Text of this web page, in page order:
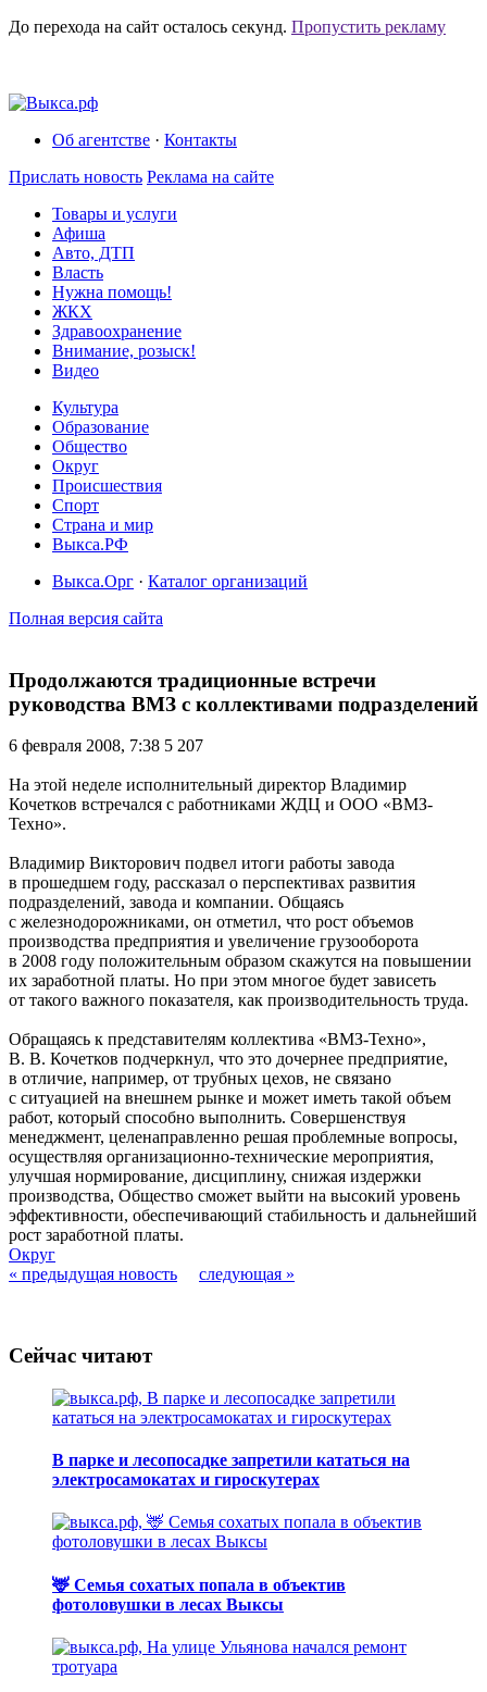
До перехода на сайт осталось секунд. Пропустить рекламу
Об агентстве · Контакты
Прислать новость Реклама на сайте
Товары и услуги
Афиша
Авто, ДТП
Власть
Нужна помощь!
ЖКХ
Здравоохранение
Внимание, розыск!
Видео
Культура
Образование
Общество
Округ
Происшествия
Спорт
Страна и мир
Выкса.РФ
Выкса.Орг · Каталог организаций
Полная версия сайта
Продолжаются традиционные встречи
руководства ВМЗ с коллективами подразделений
6 февраля 2008, 7:38 5 207
На этой неделе исполнительный директор Владимир
Кочетков встречался с работниками ЖДЦ и ООО «ВМЗ-
Техно».
Владимир Викторович подвел итоги работы завода
в прошедшем году, рассказал о перспективах развития
подразделений, завода и компании. Общаясь
с железнодорожниками, он отметил, что рост объемов
производства предприятия и увеличение грузооборота
в 2008 году положительным образом скажутся на повышении
их заработной платы. Но при этом многое будет зависеть
от такого важного показателя, как производительность труда.
Обращаясь к представителям коллектива «ВМЗ-Техно»,
В. В. Кочетков подчеркнул, что это дочернее предприятие,
в отличие, например, от трубных цехов, не связано
с ситуацией на внешнем рынке и может иметь такой объем
работ, который способно выполнить. Совершенствуя
менеджмент, целенаправленно решая проблемные вопросы,
осуществляя организационно-технические мероприятия,
улучшая нормирование, дисциплину, снижая издержки
производства, Общество сможет выйти на высокий уровень
эффективности, обеспечивающий стабильность и дальнейший
рост заработной платы.
Округ
« предыдущая новость
следующая »
Сейчас читают
В парке и лесопосадке запретили кататься на
электросамокатах и гироскутерах
🦌 Семья сохатых попала в объектив
фотоловушки в лесах Выксы